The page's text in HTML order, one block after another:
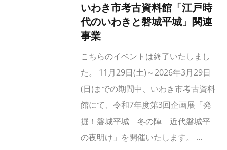
いわき市考古資料館「江戸時
代のいわきと磐城平城」関連
事業
こちらのイベントは終了いたしまし
た。 11月29日(土)～2026年3月29日
(日)までの期間中、いわき市考古資料
館にて、令和7年度第3回企画展「発
掘！磐城平城 冬の陣 近代磐城平
の夜明け」を開催いたします。 …